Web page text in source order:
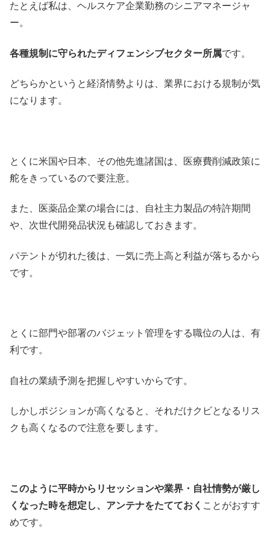
たとえば私は、ヘルスケア企業勤務のシニアマネージャ
ー。
各種規制に守られたディフェンシブセクター所属です。
どちらかというと経済情勢よりは、業界における規制が気
になります。
とくに米国や日本、その他先進諸国は、医療費削減政策に
舵をきっているので要注意。
また、医薬品企業の場合には、自社主力製品の特許期間
や、次世代開発品状況も確認しておきます。
パテントが切れた後は、一気に売上高と利益が落ちるから
です。
とくに部門や部署のバジェット管理をする職位の人は、有
利です。
自社の業績予測を把握しやすいからです。
しかしポジションが高くなると、それだけクビとなるリス
クも高くなるので注意を要します。
このように平時からリセッションや業界・自社情勢が厳し
くなった時を想定し、アンテナをたてておく ことがおすす
めです。